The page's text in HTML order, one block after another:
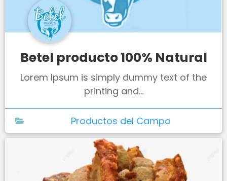
Betel producto 100% Natural
Lorem Ipsum is simply dummy text of the
printing and...
Productos del Campo